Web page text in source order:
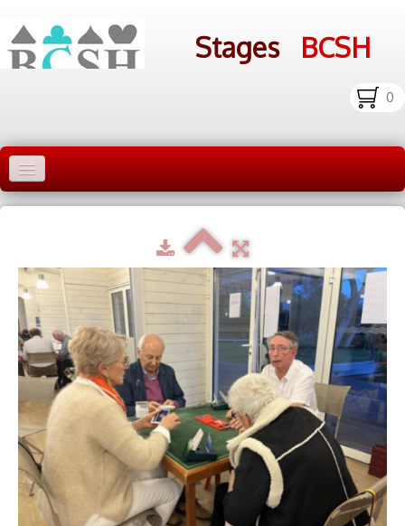
Stages BCSH
0
Accueil Stages
Infos pratiques
Photos
bcsh.fr
Inscription aux stages